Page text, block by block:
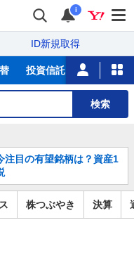
i
ID新規取得
投資信託 ニュース
検索
注目の有望銘柄は？資産1
株つぶやき 決算